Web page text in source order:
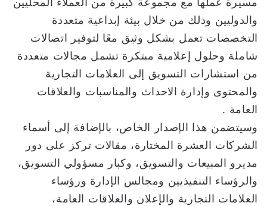
والدوليين وذلك من خلال بيئة إبداعية متعددة
التخصصات تعمل بشكل وثيق معًا لتوفير اتصالات
شاملة وحلول إعلامية مبتكرة تشمل مجالات متعددة
من استشارات التسويق إلى العلامات التجارية
والمحتوى وإدارة الاحداث والمناسبات والعلاقات
العامة .
وسيتضمن هذا الإصدار الخاص، بالإضافة إلى أسماء
الشركات العشرة المختارة، مقالات تركز على دور
مديرو المبيعات والتسويق، وكبار مسؤولي التسويق،
والرؤساء التنفيذيين ومجالس الإدارة ورؤساء
العلامات التجارية والإعلان والعلاقات العامة،